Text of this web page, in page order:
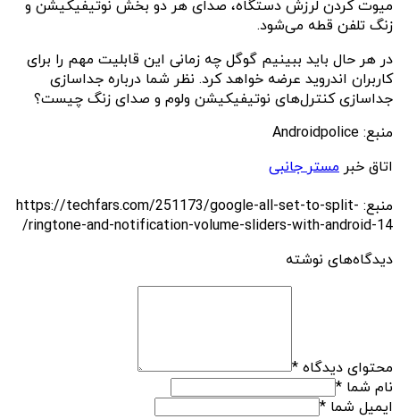
میوت کردن لرزش دستگاه، صدای هر دو بخش نوتیفیکیشن و
زنگ تلفن قطه می‌شود.
در هر حال باید ببینیم گوگل چه زمانی این قابلیت مهم را برای
کاربران اندروید عرضه خواهد کرد. نظر شما درباره جداسازی
جداسازی کنترل‌های نوتیفیکیشن ولوم و صدای زنگ چیست؟
منبع: Androidpolice
اتاق خبر مستر جانبی
منبع: https://techfars.com/251173/google-all-set-to-split-
ringtone-and-notification-volume-sliders-with-android-14/
دیدگاه‌های نوشته
محتوای دیدگاه *
نام شما *
ایمیل شما *